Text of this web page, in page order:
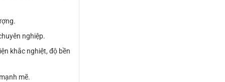
nghiệp.
khắc nghiệt, độ bền
mẽ.